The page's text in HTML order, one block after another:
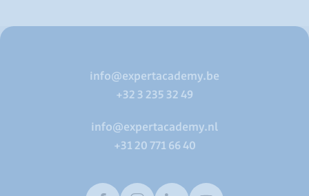
info@expertacademy.be
+32 3 235 32 49
info@expertacademy.nl
+31 20 771 66 40